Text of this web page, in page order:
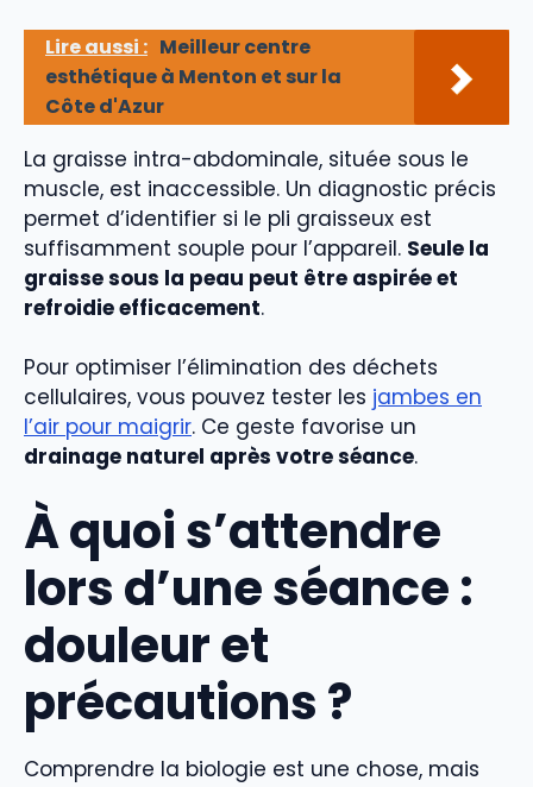
Lire aussi : Meilleur centre
esthétique à Menton et sur la
Côte d'Azur
La graisse intra-abdominale, située sous le
muscle, est inaccessible. Un diagnostic précis
permet d’identifier si le pli graisseux est
suffisamment souple pour l’appareil. Seule la
graisse sous la peau peut être aspirée et
refroidie efficacement.
Pour optimiser l’élimination des déchets
cellulaires, vous pouvez tester les jambes en
l’air pour maigrir. Ce geste favorise un
drainage naturel après votre séance.
À quoi s’attendre
lors d’une séance :
douleur et
précautions ?
Comprendre la biologie est une chose, mais